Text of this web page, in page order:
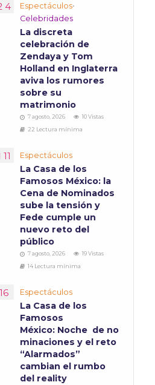
Espectáculos•
Celebridades
La discreta
celebración de
Zendaya y Tom
Holland en Inglaterra
aviva los rumores
sobre su
matrimonio
7 agosto, 2026
10 Vistas
22 Lectura mínima
Espectáculos
La Casa de los
Famosos México: la
Cena de Nominados
sube la tensión y
Fede cumple un
nuevo reto del
público
7 agosto, 2026
19 Vistas
14 Lectura mínima
Espectáculos
La Casa de los
Famosos
México: Noche de no
minaciones y el reto
“Alarmados”
cambian el rumbo
del reality